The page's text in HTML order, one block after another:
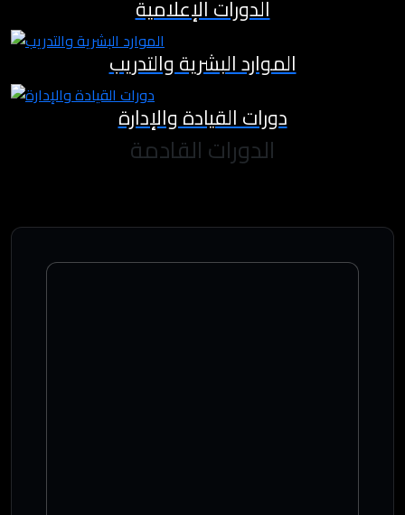
الدورات الإعلامية
الموارد البشرية والتدريب
دورات القيادة والإدارة
الدورات القادمة